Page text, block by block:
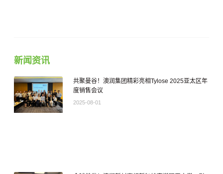
新闻资讯
共聚曼谷！澳润集团精彩亮相Tylose 2025亚太区年
度销售会议
2025-08-01